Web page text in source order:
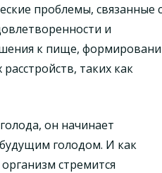
проблемы, связанные с
и
к пище,
таких как
он начинает
голодом. И как
стремится